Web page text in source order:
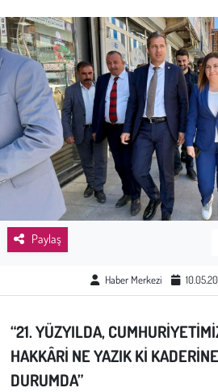
Paylaş
Haber Merkezi
“21. YÜZYILDA,
HAKKÂRİ NE YAZIK Kİ
DURUMDA”
Sağlık
Kadın
Emek
Spor
Çocuk
Kültür Sanat
Bilim - Teknoloji
İnsan Hakları
Hayvan Hakları